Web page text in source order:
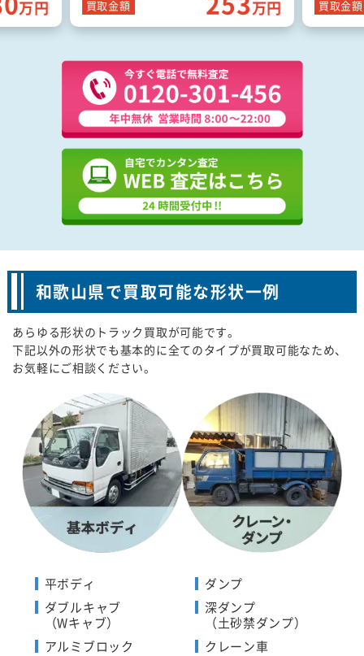
万円 買取金額 万円 買取金額
和歌山県で買取可能な形状一例
あらゆる形状のトラック買取が可能です。
下記以外の形状でも基本的に全てのタイプが買取可能なため、
お気軽にご相談ください。
平ボディ
ダブルキャブ
（Wキャブ）
アルミブロック
ダンプ
深ダンプ
（土砂禁ダンプ）
クレーン車